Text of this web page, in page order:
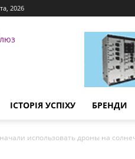
2026
ІСТОРІЯ УСПІХУ БРЕНДИ
использовать дроны на